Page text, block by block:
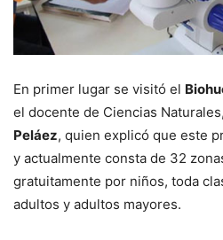
En primer lugar se visitó el
el docente de Ciencias Naturales,
Peláez, quien explicó que este
y actualmente consta de 32
gratuitamente por niños, toda
adultos y adultos mayores.